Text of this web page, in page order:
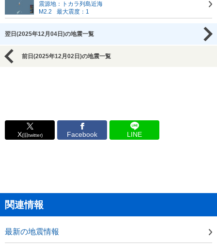
震源地：トカラ列島近海
M2.2
最大震度：1
翌日(2025年12月04日)の地震一覧
前日(2025年12月02日)の地震一覧
X(旧twitter) Facebook LINE
関連情報
最新の地震情報